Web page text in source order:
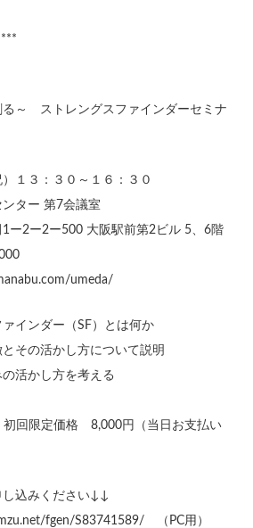
る～ ストレングスファインダーセミナ
１３：３０～１６：３０
ター 第7会議室
ー2ー500 大阪駅前第2ビル 5、6階
umeda/
インダー（SF）とは何か
の活かし方について説明
かし方を考える
限定価格 8,000円（当日お支払い
し込みください↓↓
fgen/S83741589/ （PC用）